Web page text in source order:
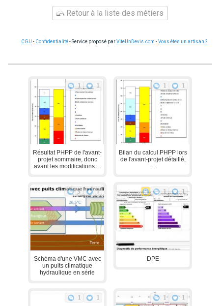
Retour à la liste des métiers
CGU - Confidentialité- Service proposé parViteUnDevis.com -Vous êtes un artisan ?
1 1
Résultat PHPP de l'avant-
projet sommaire, donc
avant les modifications ...
1 1
Bilan du calcul PHPP lors
de l'avant-projet détaillé,
...
3 1
Schéma d'une VMC avec
un puits climatique
hydraulique en série
1 1
DPE
1 1 1 1